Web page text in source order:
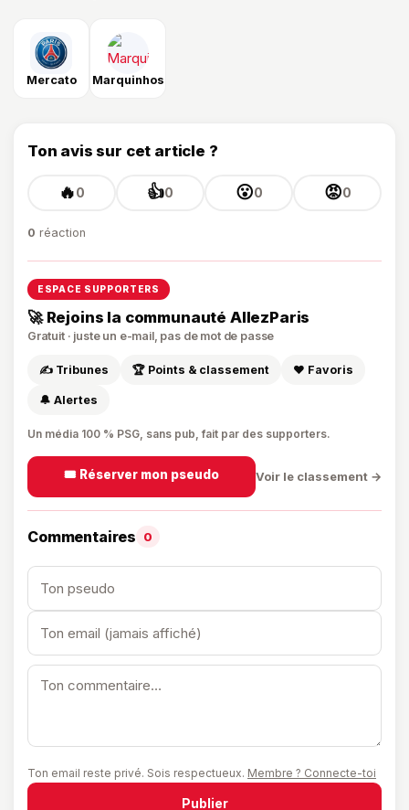
Mercato Marquinhos
Ton avis sur cet article ?
🔥0 👍0 😮0 😡0
0 réaction
ESPACE SUPPORTERS
🚀 Rejoins la communauté AllezParis
Gratuit · juste un e-mail, pas de mot de passe
✍️ Tribunes 🏆 Points & classement ❤️ Favoris
🔔 Alertes
Un média 100 % PSG, sans pub, fait par des supporters.
🎟️ Réserver mon pseudo Voir le classement →
Commentaires 0
Ton email reste privé. Sois respectueux. Membre ? Connecte-toi
Publier